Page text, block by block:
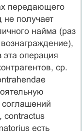
передающего
не получает
найма (раз
эта операция
ср.
соглашений
contractus
есть